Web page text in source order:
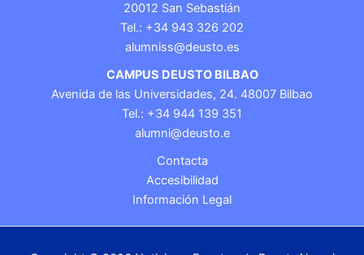
20012 San Sebastián
Tel.: +34 943 326 202
alumniss@deusto.es
CAMPUS DEUSTO BILBAO
Avenida de las Universidades, 24. 48007 Bilbao
Tel.: +34 944 139 351
alumni@deusto.e
Contacta
Accesibilidad
Información Legal